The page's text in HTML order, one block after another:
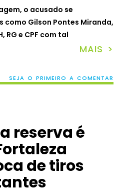
o acusado se
Gilson Pontes Miranda,
RG e CPF com tal
MAIS >
SEJA O PRIMEIRO A COMENTAR
reserva é
de tiros